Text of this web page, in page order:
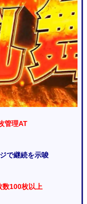
管理AT
で継続を示唆
数100枚以上